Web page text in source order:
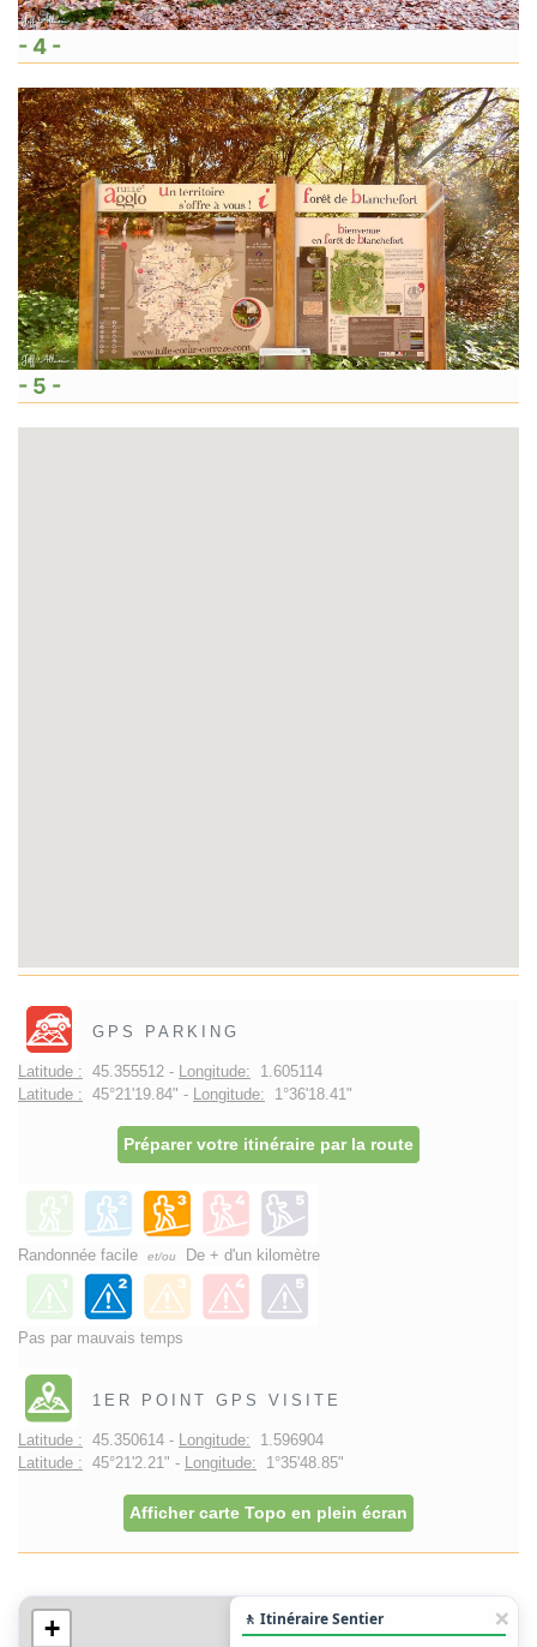
- 4 -
- 5 -
GPS PARKING
Latitude : 45.355512 - Longitude: 1.605114
Latitude : 45°21'19.84" - Longitude: 1°36'18.41"
Préparer votre itinéraire par la route
Randonnée facile et/ou De + d'un kilomètre
Pas par mauvais temps
1ER POINT GPS VISITE
Latitude : 45.350614 - Longitude: 1.596904
Latitude : 45°21'2.21" - Longitude: 1°35'48.85"
Afficher carte Topo en plein écran
+
🚶 Itinéraire Sentier